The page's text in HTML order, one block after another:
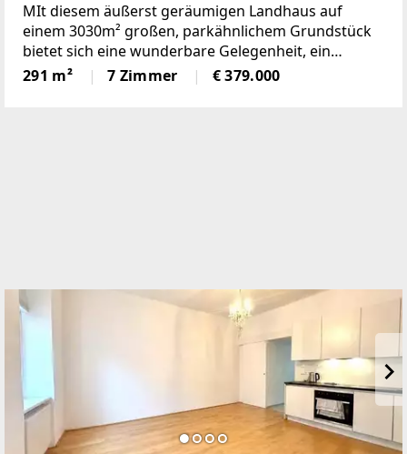
MIt diesem äußerst geräumigen Landhaus auf
einem 3030m² großen, parkähnlichem Grundstück
bietet sich eine wunderbare Gelegenheit, ein
einmaliges Domizil in der beliebten Gemeinde
Krumbach zu schaffen!Das 1972 in Ziegelbauweise
291 m² 7 Zimmer € 379.000